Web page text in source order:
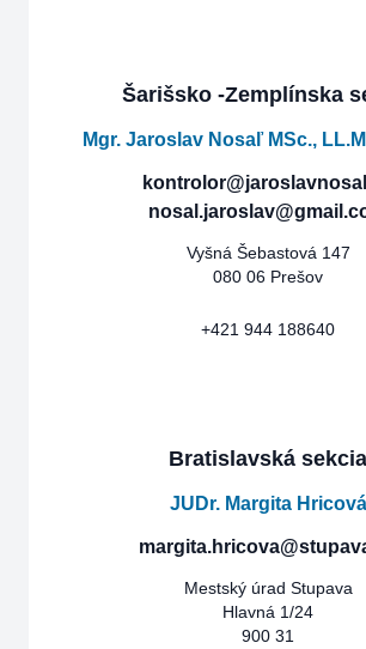
Šarišsko -Zemplínska
Mgr. Jaroslav Nosaľ MSc.,
Vyšná Šebastová 147
080 06 Prešov
+421 944 188640
Bratislavská sekcia
JUDr. Margita Hricová
Mestský úrad Stupava
Hlavná 1/24
900 31